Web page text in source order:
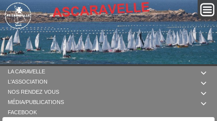

LA CARAVELLE

L'ASSOCIATION

NOS RENDEZ VOUS

MÉDIA/PUBLICATIONS
FACEBOOK